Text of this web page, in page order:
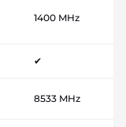
1400 MHz
✔
8533 MHz